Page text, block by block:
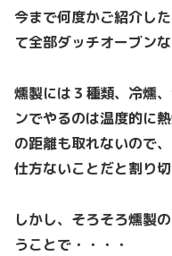
今まで何度かご紹介し
て全部ダッチオーブンな
燻製には３種類、冷燻
ンでやるのは温度的に
の距離も取れないので
仕方ないことだと割り切
しかし、そろそろ燻製
うことで・・・・